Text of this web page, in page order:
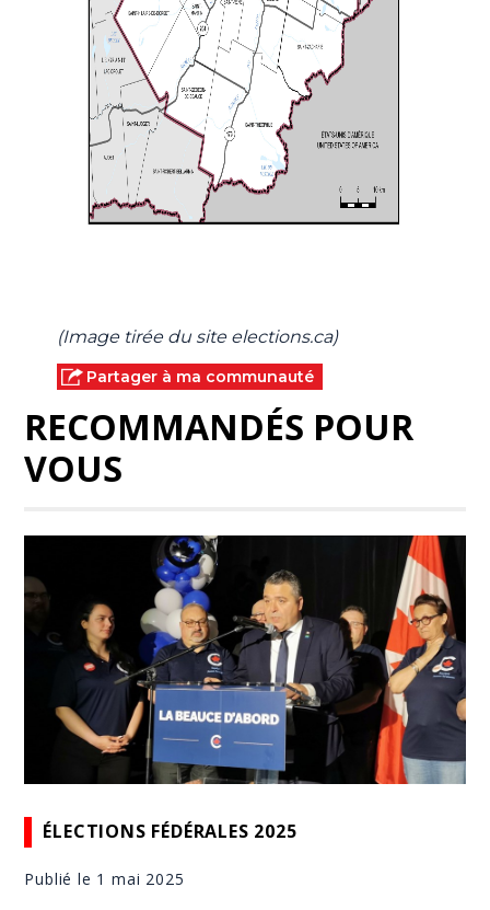
(Image tirée du site elections.ca)
Partager à ma communauté
RECOMMANDÉS POUR
VOUS
ÉLECTIONS FÉDÉRALES 2025
Publié le 1 mai 2025